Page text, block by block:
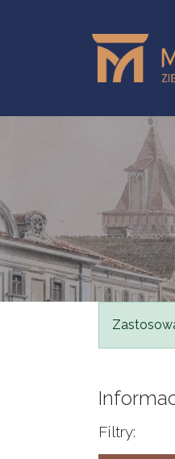
Filtry: